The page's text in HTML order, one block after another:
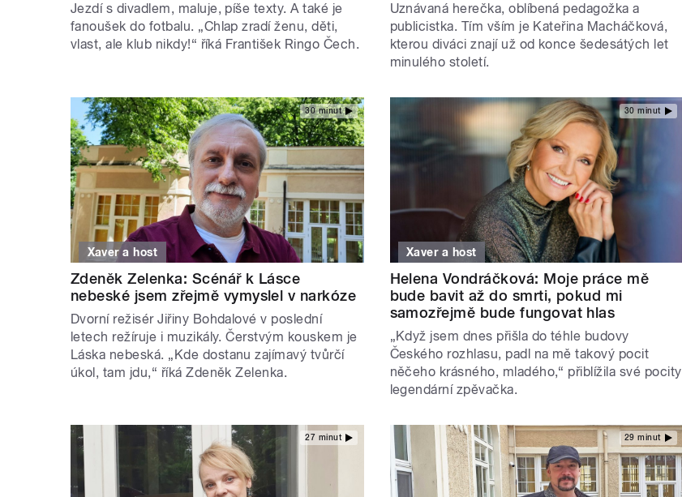
Jezdí s divadlem, maluje, píše texty. A také je
fanoušek do fotbalu. „Chlap zradí ženu, děti,
vlast, ale klub nikdy!“ říká František Ringo Čech.
Uznávaná herečka, oblíbená pedagožka a
publicistka. Tím vším je Kateřina Macháčková,
kterou diváci znají už od konce šedesátých let
minulého století.
30 minut
Xaver a host
Zdeněk Zelenka: Scénář k Lásce
nebeské jsem zřejmě vymyslel v narkóze
Dvorní režisér Jiřiny Bohdalové v poslední
letech režíruje i muzikály. Čerstvým kouskem je
Láska nebeská. „Kde dostanu zajímavý tvůrčí
úkol, tam jdu,“ říká Zdeněk Zelenka.
30 minut
Xaver a host
Helena Vondráčková: Moje práce mě
bude bavit až do smrti, pokud mi
samozřejmě bude fungovat hlas
„Když jsem dnes přišla do téhle budovy
Českého rozhlasu, padl na mě takový pocit
něčeho krásného, mladého,“ přiblížila své pocity
legendární zpěvačka.
27 minut 29 minut